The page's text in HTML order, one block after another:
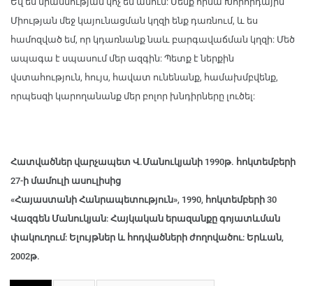
Միության մեջ կայունացման կղզի ենք դառնում, և ես
համոզված եմ, որ կդառնանք նաև բարգավաճման կղզի: Մեծ
ապագա է սպասում մեր ազգին: Պետք է ներքին
վստահություն, հույս, հավատ ունենանք, համախմբվենք,
որպեսզի կարողանանք մեր բոլոր խնդիրները լուծել:
Հատվածներ վարչապետ Վ.Մանուկյանի 1990թ. հոկտեմբերի
27-ի մամուլի ասուլիսից
«Հայաստանի Հանրապետություն», 1990, հոկտեմբերի 30
Վազգեն Մանուկյան: Հայկական երազանքը գոյատևման
փակուղում: Ելույթներ և հոդվածների ժողովածու: Երևան,
2002թ.